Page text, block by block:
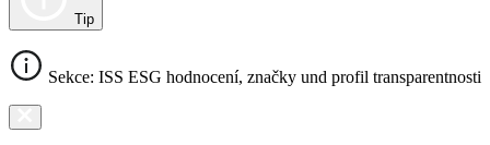
Tip
Sekce: ISS ESG hodnocení, značky und profil transparentnosti